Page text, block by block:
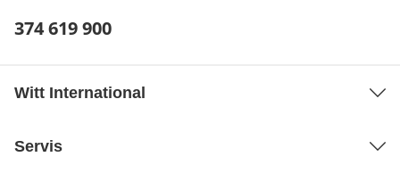
Telefonní číslo:
374 619 900
Witt International
Servis